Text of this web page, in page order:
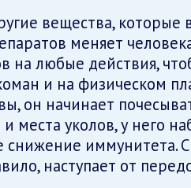
вещества, которые
меняет
на любые действия,
и на физическом
он начинает
места уколов, у него
иммунитета.
наступает от